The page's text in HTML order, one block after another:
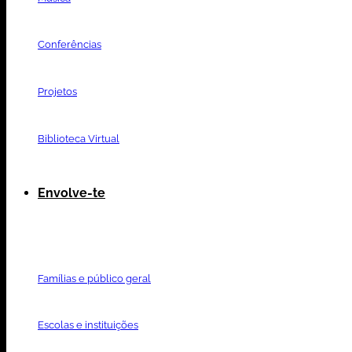
Conferências
Projetos
Biblioteca Virtual
Envolve-te
Famílias e público geral
Escolas e instituições